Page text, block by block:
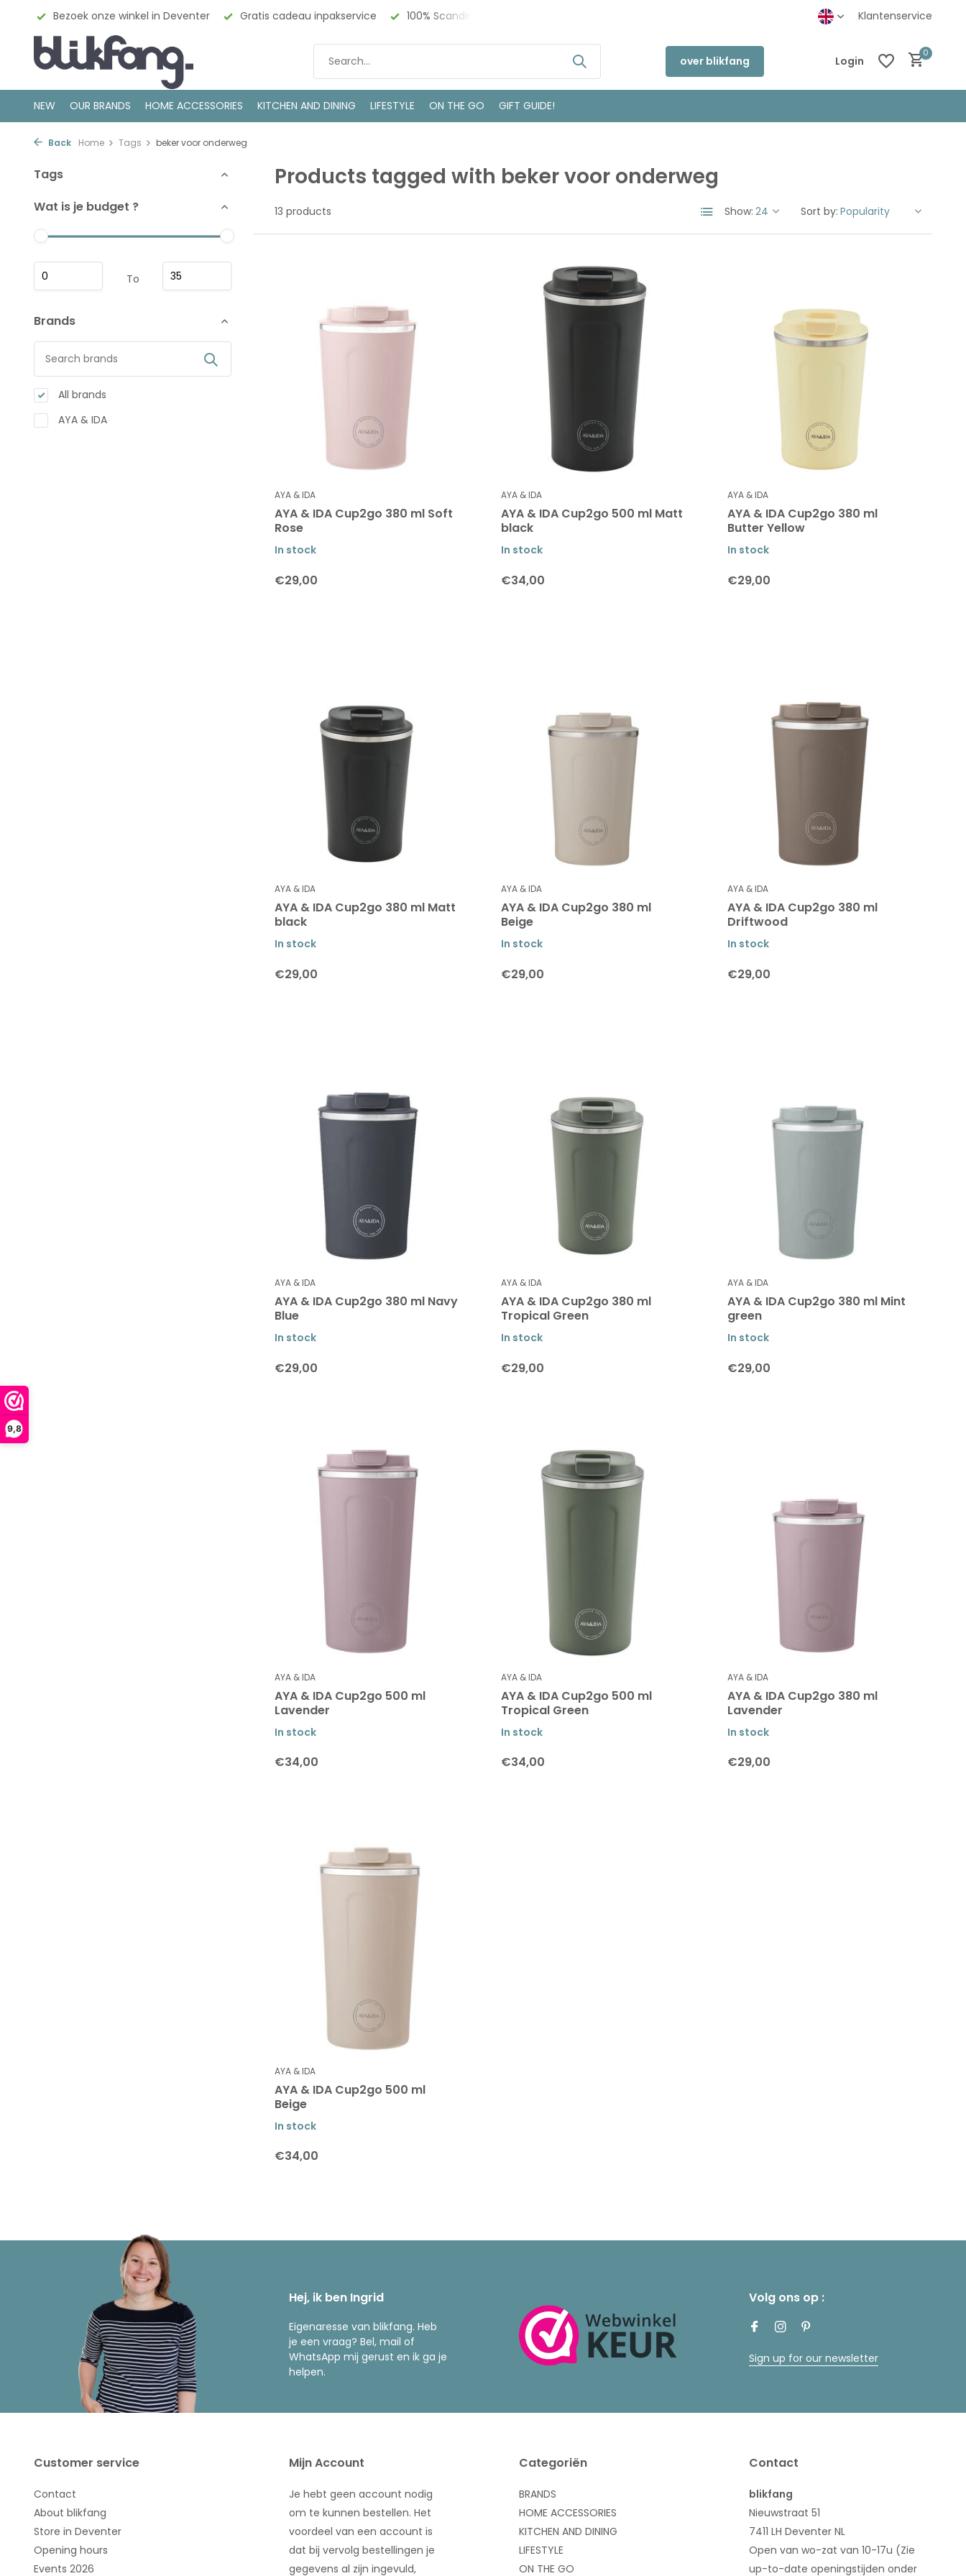
9,8
Bezoek onze winkel in Deventer Gratis cadeau inpakservice 100% Scandinavisch Design Klantenservice
over blikfang Login
0
NEW OUR BRANDS HOME ACCESSORIES KITCHEN AND DINING LIFESTYLE ON THE GO GIFT GUIDE!
Back Home Tags beker voor onderweg
Tags
Wat is je budget ?
To
Brands
All brands
AYA & IDA
Products tagged with beker voor onderweg
13 products Show: Sort by:
AYA & IDA
AYA & IDA Cup2go 380 ml Soft
Rose
In stock
€29,00
AYA & IDA
AYA & IDA Cup2go 500 ml Matt
black
In stock
€34,00
AYA & IDA
AYA & IDA Cup2go 380 ml
Butter Yellow
In stock
€29,00
AYA & IDA
AYA & IDA Cup2go 380 ml Matt
black
In stock
€29,00
AYA & IDA
AYA & IDA Cup2go 380 ml
Beige
In stock
€29,00
AYA & IDA
AYA & IDA Cup2go 380 ml
Driftwood
In stock
€29,00
AYA & IDA
AYA & IDA Cup2go 380 ml Navy
Blue
In stock
€29,00
AYA & IDA
AYA & IDA Cup2go 380 ml
Tropical Green
In stock
€29,00
AYA & IDA
AYA & IDA Cup2go 380 ml Mint
green
In stock
€29,00
AYA & IDA
AYA & IDA Cup2go 500 ml
Lavender
In stock
€34,00
AYA & IDA
AYA & IDA Cup2go 500 ml
Tropical Green
In stock
€34,00
AYA & IDA
AYA & IDA Cup2go 380 ml
Lavender
In stock
€29,00
AYA & IDA
AYA & IDA Cup2go 500 ml
Beige
In stock
€34,00
Hej, ik ben Ingrid
Eigenaresse van blikfang. Heb
je een vraag? Bel, mail of
WhatsApp mij gerust en ik ga je
helpen.
Volg ons op :
Sign up for our newsletter
Customer service
Contact
About blikfang
Store in Deventer
Opening hours
Events 2026
Mijn Account
Je hebt geen account nodig
om te kunnen bestellen. Het
voordeel van een account is
dat bij vervolg bestellingen je
gegevens al zijn ingevuld,
Categoriën
BRANDS
HOME ACCESSORIES
KITCHEN AND DINING
LIFESTYLE
ON THE GO
Contact
blikfang
Nieuwstraat 51
7411 LH Deventer NL
Open van wo-zat van 10-17u (Zie
up-to-date openingstijden onder